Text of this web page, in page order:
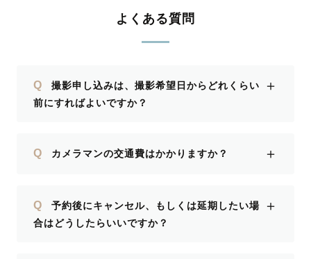
よくある質問
Q
撮影申し込みは、撮影希望日からどれくらい
前にすればよいですか？
＋
Q カメラマンの交通費はかかりますか？ ＋
Q
予約後にキャンセル、もしくは延期したい場
合はどうしたらいいですか？
＋